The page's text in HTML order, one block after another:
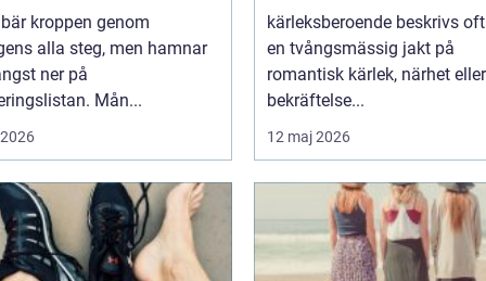
kroppen genom
alla steg, men hamnar
ner på
Mån...
kärleksberoende beskrivs
en tvångsmässig jakt på
romantisk kärlek, närhet eller
bekräftelse...
12 maj 2026